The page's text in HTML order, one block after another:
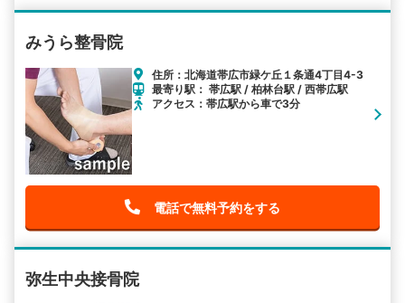
みうら整骨院
住所：北海道帯広市緑ケ丘１条通4丁目4-3
最寄り駅： 帯広駅 / 柏林台駅 / 西帯広駅
アクセス：帯広駅から車で3分
電話で無料予約をする
弥生中央接骨院